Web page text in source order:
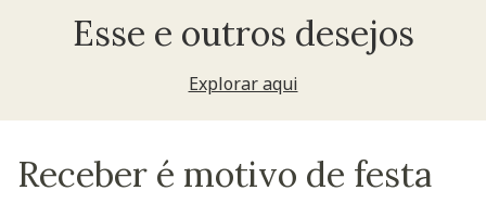
Esse e outros desejos
Explorar aqui
Receber é motivo de festa